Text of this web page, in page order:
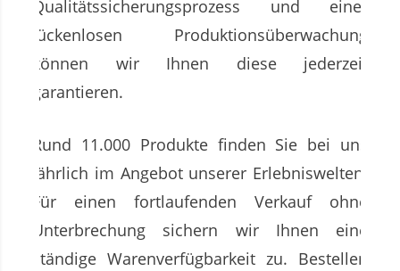
Qualitätssicherungsprozess und einer
lückenlosen Produktionsüberwachung
können wir Ihnen diese jederzeit
garantieren.
Rund 11.000 Produkte finden Sie bei uns
jährlich im Angebot unserer Erlebniswelten.
Für einen fortlaufenden Verkauf ohne
Unterbrechung sichern wir Ihnen eine
ständige Warenverfügbarkeit zu. Bestellen